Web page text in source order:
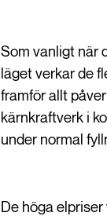
Som vanligt när
läget verkar de
framför allt
kärnkraftverk i
under normal
De höga